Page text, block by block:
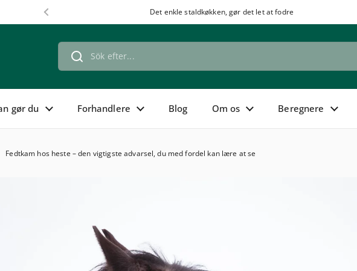
Föregående
Det enkle staldkøkken, gør det let at fodre
gør du Forhandlere Blog Om os Beregnere
Fedtkam hos heste – den vigtigste advarsel, du med fordel kan lære at se